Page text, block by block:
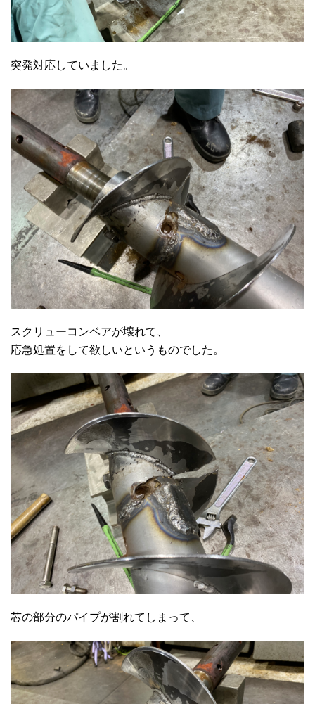
突発対応していました。
スクリューコンベアが壊れて、
応急処置をして欲しいというものでした。
芯の部分のパイプが割れてしまって、